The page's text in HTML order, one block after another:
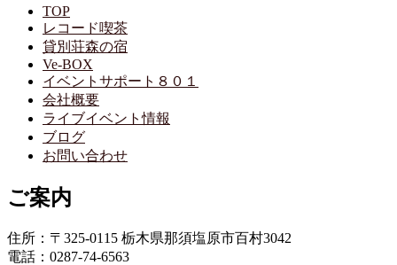
TOP
レコード喫茶
貸別荘森の宿
Ve-BOX
イベントサポート８０１
会社概要
ライブイベント情報
ブログ
お問い合わせ
ご案内
住所：〒325-0115 栃木県那須塩原市百村3042
電話：0287-74-6563